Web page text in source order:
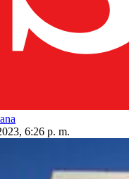
6:26 p. m.